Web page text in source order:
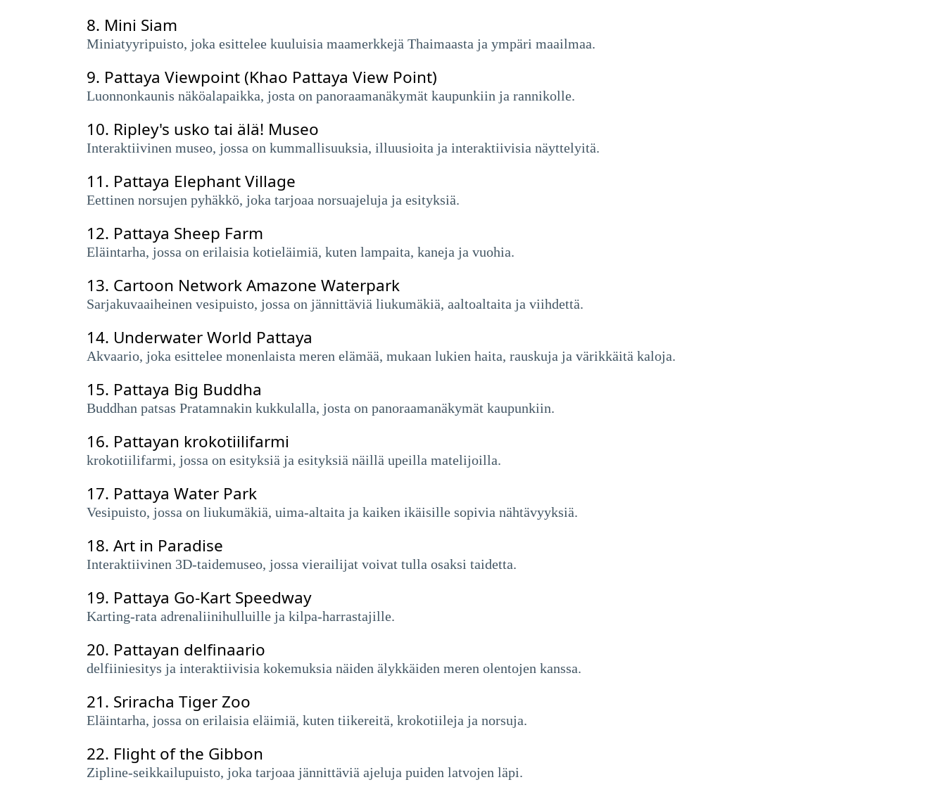
8. Mini Siam
Miniatyyripuisto, joka esittelee kuuluisia maamerkkejä Thaimaasta ja ympäri maailmaa.
9. Pattaya Viewpoint (Khao Pattaya View Point)
Luonnonkaunis näköalapaikka, josta on panoraamanäkymät kaupunkiin ja rannikolle.
10. Ripley's usko tai älä! Museo
Interaktiivinen museo, jossa on kummallisuuksia, illuusioita ja interaktiivisia näyttelyitä.
11. Pattaya Elephant Village
Eettinen norsujen pyhäkkö, joka tarjoaa norsuajeluja ja esityksiä.
12. Pattaya Sheep Farm
Eläintarha, jossa on erilaisia ​​kotieläimiä, kuten lampaita, kaneja ja vuohia.
13. Cartoon Network Amazone Waterpark
Sarjakuvaaiheinen vesipuisto, jossa on jännittäviä liukumäkiä, aaltoaltaita ja viihdettä.
14. Underwater World Pattaya
Akvaario, joka esittelee monenlaista meren elämää, mukaan lukien haita, rauskuja ja värikkäitä kaloja.
15. Pattaya Big Buddha
Buddhan patsas Pratamnakin kukkulalla, josta on panoraamanäkymät kaupunkiin.
16. Pattayan krokotiilifarmi
krokotiilifarmi, jossa on esityksiä ja esityksiä näillä upeilla matelijoilla.
17. Pattaya Water Park
Vesipuisto, jossa on liukumäkiä, uima-altaita ja kaiken ikäisille sopivia nähtävyyksiä.
18. Art in Paradise
Interaktiivinen 3D-taidemuseo, jossa vierailijat voivat tulla osaksi taidetta.
19. Pattaya Go-Kart Speedway
Karting-rata adrenaliinihulluille ja kilpa-harrastajille.
20. Pattayan delfinaario
delfiiniesitys ja interaktiivisia kokemuksia näiden älykkäiden meren olentojen kanssa.
21. Sriracha Tiger Zoo
Eläintarha, jossa on erilaisia ​​eläimiä, kuten tiikereitä, krokotiileja ja norsuja.
22. Flight of the Gibbon
Zipline-seikkailupuisto, joka tarjoaa jännittäviä ajeluja puiden latvojen läpi.